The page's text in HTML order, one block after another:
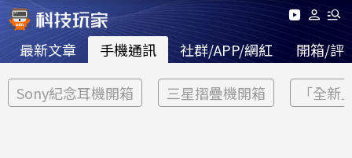
最新文章 手機通訊 社群/APP/網紅 開箱/評
Sony紀念耳機開箱 三星摺疊機開箱 「全新